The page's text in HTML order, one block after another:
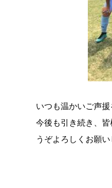
いつも温かいご声
今後も引き続き、
うぞよろしくお願い